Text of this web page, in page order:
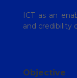
ICT as an
and credibility
Objective